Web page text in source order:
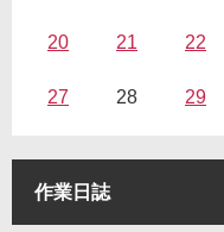
20 21 22
27 28 29
作業日誌